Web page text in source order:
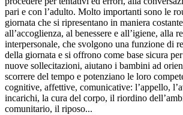
pari e con l’adulto. Molto importanti sono le
giornata che si ripresentano in maniera
all’accoglienza, al benessere e all’igiene, alla
interpersonale, che svolgono una funzione di
della giornata e si offrono come base sicura
nuove sollecitazioni, aiutano i bambini ad
scorrere del tempo e potenziano le loro
cognitive, affettive, comunicative: l’appello,
incarichi, la cura del corpo, il riordino
comunitario, il riposo...